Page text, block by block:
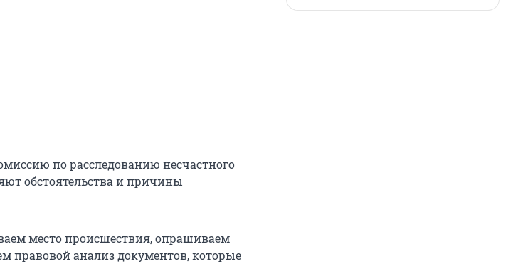
по расследованию несчастного
обстоятельства и причины
место происшествия, опрашиваем
правовой анализ документов, которые